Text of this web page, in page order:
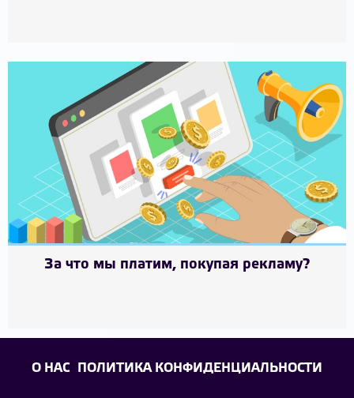
За что мы платим, покупая рекламу?
О НАС ПОЛИТИКА КОНФИДЕНЦИАЛЬНОСТИ